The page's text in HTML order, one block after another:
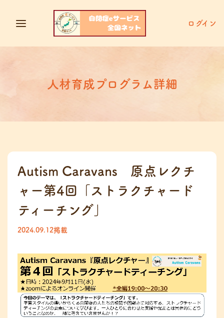
ログイン
人材育成プログラム詳細
Autism Caravans 原点レクチ
ャー第4回「ストラクチャード
ティーチング」
2024.09.12掲載